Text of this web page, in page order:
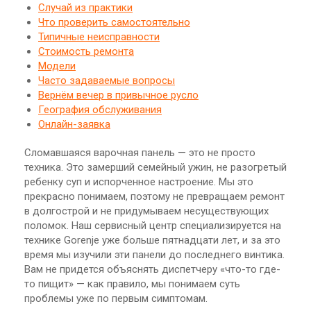
Случай из практики
Что проверить самостоятельно
Типичные неисправности
Стоимость ремонта
Модели
Часто задаваемые вопросы
Вернём вечер в привычное русло
География обслуживания
Онлайн-заявка
Сломавшаяся варочная панель — это не просто
техника. Это замерший семейный ужин, не разогретый
ребенку суп и испорченное настроение. Мы это
прекрасно понимаем, поэтому не превращаем ремонт
в долгострой и не придумываем несуществующих
поломок. Наш сервисный центр специализируется на
технике Gorenje уже больше пятнадцати лет, и за это
время мы изучили эти панели до последнего винтика.
Вам не придется объяснять диспетчеру «что-то где-
то пищит» — как правило, мы понимаем суть
проблемы уже по первым симптомам.